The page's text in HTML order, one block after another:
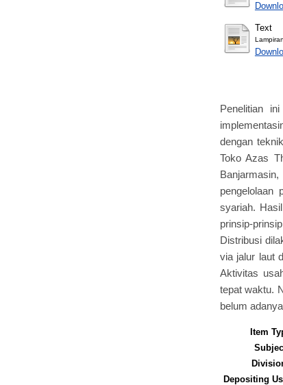
Text
Penelitian
dengan
Toko Azas
pengelolaan
syariah.
prinsip-
Distribusi
via jalur laut
Aktivitas
tepat waktu.
belum
Item
Depositing